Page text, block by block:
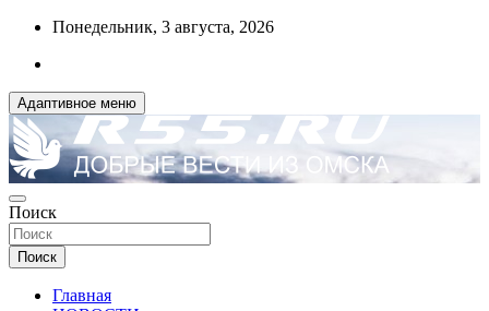
Перейти
содержимому
Понедельник, 3 августа, 2026
Адаптивное меню
R55.RU
ДОБРЫЕ ВЕСТИ ИЗ ОМСКА
Поиск
Поиск
Главная